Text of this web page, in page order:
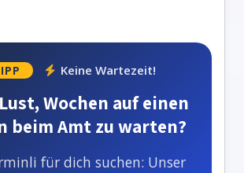
Keine Wartezeit!
Wochen auf einen
beim Amt zu warten?
für dich suchen: Unser